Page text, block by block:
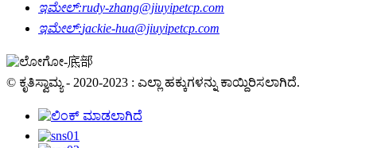
ಇಮೇಲ್:rudy-zhang@jiuyipetcp.com
ಇಮೇಲ್:jackie-hua@jiuyipetcp.com
© ಕೃತಿಸ್ವಾಮ್ಯ - 2020-2023 : ಎಲ್ಲಾ ಹಕ್ಕುಗಳನ್ನು ಕಾಯ್ದಿರಿಸಲಾಗಿದೆ.